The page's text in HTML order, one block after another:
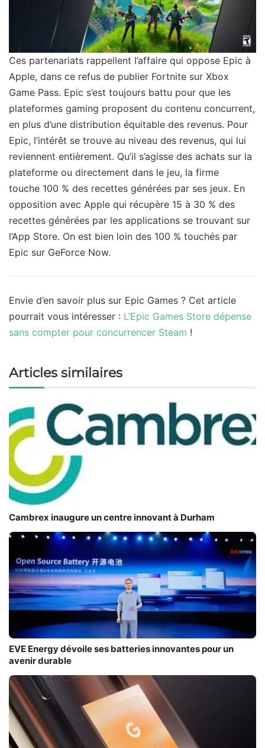
Ces partenariats rappellent l’affaire qui oppose Epic à
Apple, dans ce refus de publier Fortnite sur Xbox
Game Pass. Epic s’est toujours battu pour que les
plateformes gaming proposent du contenu concurrent,
en plus d’une distribution équitable des revenus. Pour
Epic, l’intérêt se trouve au niveau des revenus, qui lui
reviennent entièrement. Qu’il s’agisse des achats sur la
plateforme ou directement dans le jeu, la firme
touche 100 % des recettes générées par ses jeux. En
opposition avec Apple qui récupère 15 à 30 % des
recettes générées par les applications se trouvant sur
l’App Store. On est bien loin des 100 % touchés par
Epic sur GeForce Now.
Envie d’en savoir plus sur Epic Games ? Cet article
pourrait vous intéresser : L’Epic Games Store dépense
sans compter pour concurrencer Steam !
Articles similaires
Cambrex inaugure un centre innovant à Durham
EVE Energy dévoile ses batteries innovantes pour un
avenir durable